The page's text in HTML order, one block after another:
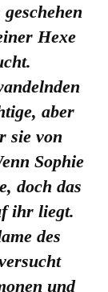
Hexe
aber
sie von
Sophie
doch das
ihr liegt.
des
und